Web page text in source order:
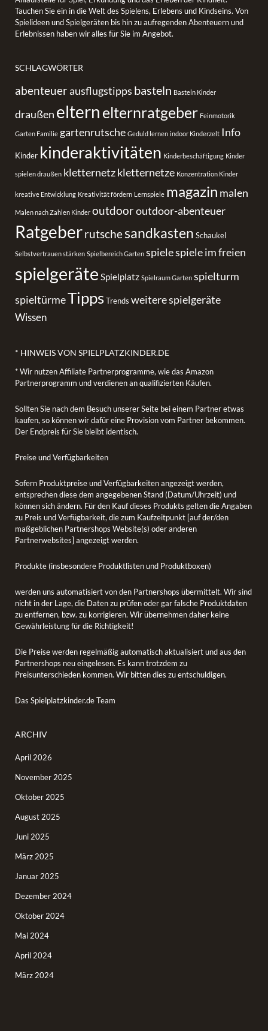
Tauchen Sie ein in die Welt des Spielens, Erlebens und Kindseins. Von
Spielideen und Spielgeräten bis hin zu aufregenden Abenteuern und
Erlebnissen haben wir alles für Sie im Angebot.
SCHLAGWÖRTER
abenteuerausflugstipps basteln Basteln Kinder
draußen eltern elternratgeber Feinmotorik
Garten Familie gartenrutsche Geduld lernen indoor Kinderzelt Info
Kinder kinderaktivitäten Kinderbeschäftigung Kinder
spielen draußen kletternetzkletternetze Konzentration Kinder
kreative Entwicklung Kreativität fördern Lernspiele magazin malen
Malen nach Zahlen Kinder outdooroutdoor-abenteuer
Ratgeberrutschesandkasten Schaukel
Selbstvertrauen stärken Spielbereich Garten spielespiele im freien
spielgeräte Spielplatz Spielraum Garten spielturm
spieltürmeTippsTrends weitere spielgeräte
Wissen
* HINWEIS VON SPIELPLATZKINDER.DE
* Wir nutzen Affiliate Partnerprogramme, wie das Amazon
Partnerprogramm und verdienen an qualifizierten Käufen.
Sollten Sie nach dem Besuch unserer Seite bei einem Partner etwas
kaufen, so können wir dafür eine Provision vom Partner bekommen.
Der Endpreis für Sie bleibt identisch.
Preise und Verfügbarkeiten
Sofern Produktpreise und Verfügbarkeiten angezeigt werden,
entsprechen diese dem angegebenen Stand (Datum/Uhrzeit) und
können sich ändern. Für den Kauf dieses Produkts gelten die Angaben
zu Preis und Verfügbarkeit, die zum Kaufzeitpunkt [auf der/den
maßgeblichen Partnershops Website(s) oder anderen
Partnerwebsites] angezeigt werden.
Produkte (insbesondere Produktlisten und Produktboxen)
werden uns automatisiert von den Partnershops übermittelt. Wir sind
nicht in der Lage, die Daten zu prüfen oder gar falsche Produktdaten
zu entfernen, bzw. zu korrigieren. Wir übernehmen daher keine
Gewährleistung für die Richtigkeit!
Die Preise werden regelmäßig automatisch aktualisiert und aus den
Partnershops neu eingelesen. Es kann trotzdem zu
Preisunterschieden kommen. Wir bitten dies zu entschuldigen.
Das Spielplatzkinder.de Team
ARCHIV
April 2026
November 2025
Oktober 2025
August 2025
Juni 2025
März 2025
Januar 2025
Dezember 2024
Oktober 2024
Mai 2024
April 2024
März 2024